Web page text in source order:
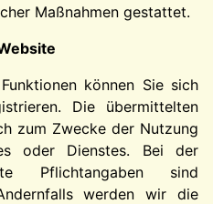
Maßnahmen gestattet.
können Sie sich
Die übermittelten
zum Zwecke der Nutzung
oder Dienstes. Bei der
Pflichtangaben sind
werden wir die